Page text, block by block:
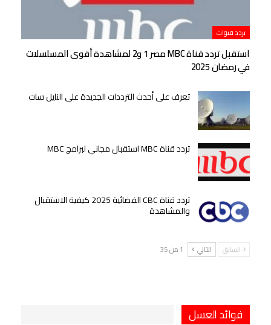
تردد قنوات
استقبل تردد قناة MBC مصر 1 و2 لمشاهدة أقوى المسلسلات
في رمضان 2025
تعرف على أحدث الترددات الجديدة على النايل سات
تردد قناة MBC استقبال مجاني لبرامج MBC
تردد قناة CBC الفضائية 2025 كيفية الاستقبال
والمشاهدة
السابق التالي 1 من 35
فوائد العسل